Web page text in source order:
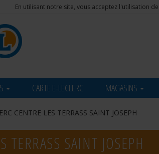
En utilisant notre site, vous acceptez l'utilisation
CARTE E-LECLERC MAGASINS
CENTRE LES TERRASS SAINT JOSEPH
TERRASS SAINT JOSEPH